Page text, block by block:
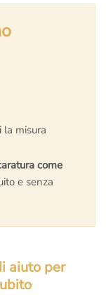
la misura
come
e senza
aiuto per